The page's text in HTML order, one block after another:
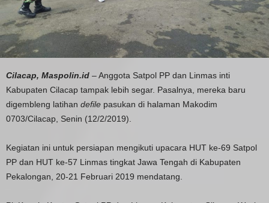
Cilacap, Maspolin.id – Anggota Satpol PP dan Linmas inti
Kabupaten Cilacap tampak lebih segar. Pasalnya, mereka baru
digembleng latihan defile pasukan di halaman Makodim
0703/Cilacap, Senin (12/2/2019).
Kegiatan ini untuk persiapan mengikuti upacara HUT ke-69 Satpol
PP dan HUT ke-57 Linmas tingkat Jawa Tengah di Kabupaten
Pekalongan, 20-21 Februari 2019 mendatang.